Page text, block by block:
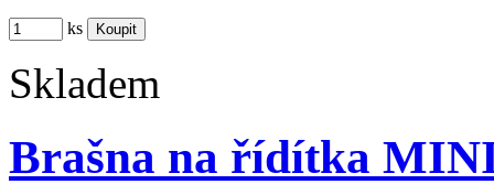
ks
Skladem
Brašna na řídítka